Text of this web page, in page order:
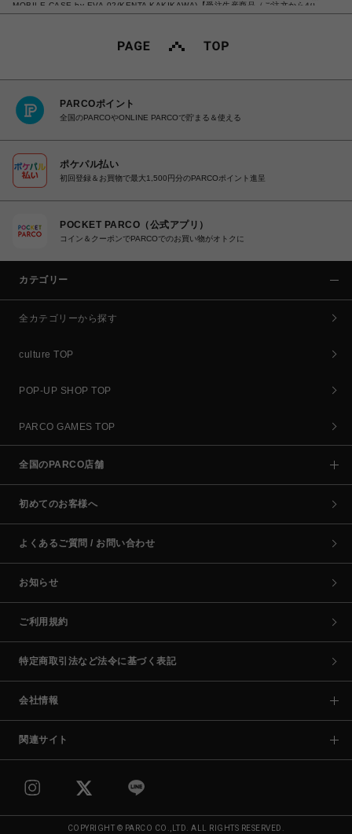
MOBILE CASE by EVA-02(KENTA KAKIKAWA)【受注生産商品（ご注文から40
～60日でお届け予定）】
PARCOポイント
全国のPARCOやONLINE PARCOで貯まる＆使える
ポケパル払い
初回登録＆お買物で最大1,500円分のPARCOポイント進呈
POCKET PARCO（公式アプリ）
コイン＆クーポンでPARCOでのお買い物がオトクに
カテゴリー
全カテゴリーから探す
culture TOP
POP-UP SHOP TOP
PARCO GAMES TOP
全国のPARCO店舗
初めてのお客様へ
よくあるご質問 / お問い合わせ
お知らせ
ご利用規約
特定商取引法など法令に基づく表記
会社情報
関連サイト
COPYRIGHT © PARCO CO.,LTD. ALL RIGHTS RESERVED.